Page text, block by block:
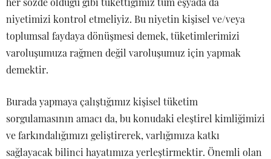
niyetimizi kontrol etmeliyiz. Bu niyetin kişisel ve/veya
toplumsal faydaya dönüşmesi demek, tüketimlerimizi
varoluşumuza rağmen değil varoluşumuz için yapmak
demektir.
Burada yapmaya çalıştığımız kişisel tüketim
sorgulamasının amacı da, bu konudaki eleştirel kimliğimizi
ve farkındalığımızı geliştirerek, varlığımıza katkı
sağlayacak bilinci hayatımıza yerleştirmektir. Önemli olan